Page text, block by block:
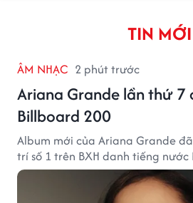
TIN MỚI
ÂM NHẠC 2 phút trước
Ariana Grande lần thứ 7
Billboard 200
Album mới của Ariana Grande
trí số 1 trên BXH danh tiếng nước